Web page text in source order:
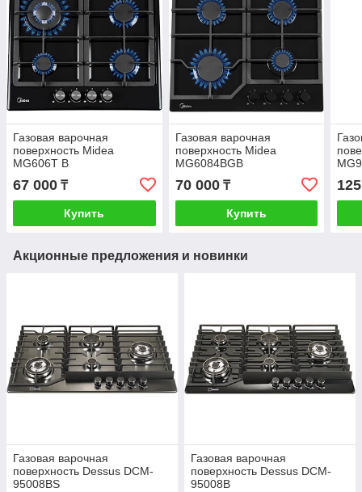
Газовая варочная
поверхность Midea
MG606T B
67 000 ₸
Купить
Газовая варочная
поверхность Midea
MG6084BGB
70 000₸
Купить
Акционные предложения и новинки
Газовая варочная
поверхность Dessus DCM-
95008BS
Газовая варочная
поверхность Dessus DCM-
95008B